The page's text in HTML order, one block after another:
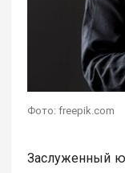
Фото: freepik.com
Заслуженный